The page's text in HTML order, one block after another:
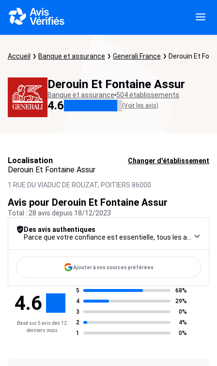
Accueil Banque et assurance Generali France Derouin Et
Derouin Et Fontaine Assur
Banque et assurance 504 établissements
4.6 (Voir les avis)
Localisation Changer d'établissement
Derouin Et Fontaine Assur
1 RUE DU VIADUC DE ROUZAT, POITIERS 86000
Avis pour Derouin Et Fontaine Assur
Total : 28 avis depuis 18/12/2023
Des avis authentiques
Ajouter à vos sources préférées
4.6
Basé sur 5 avis des 12
derniers mois
5
68%
4
29%
3
0%
2
4%
1
0%